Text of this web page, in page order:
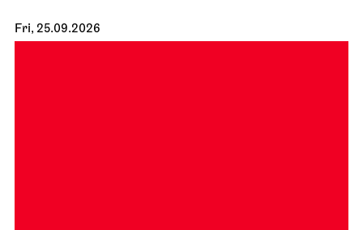
Fri, 25.09.2026